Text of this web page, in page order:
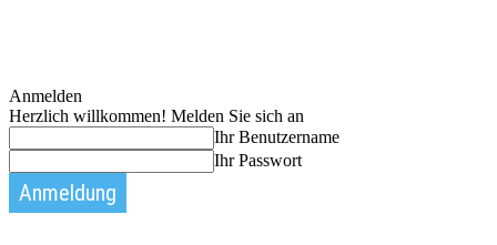
Anmelden
Herzlich willkommen! Melden Sie sich an
Ihr Benutzername
Ihr Passwort